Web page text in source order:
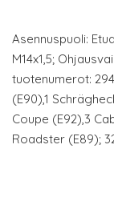
Asennuspuoli:
M14x1,5;
tuotenumerot:
(E90),1
Coupe (E92),3
Roadster (E89);